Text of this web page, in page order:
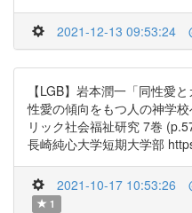
2021-12-13 09:53:24
【LGB】岩本潤一「同性愛
性愛の傾向をもつ人の神学
リック社会福祉研究 7巻
長崎純心大学短期大学部
2021-10-17 10:53:26
1